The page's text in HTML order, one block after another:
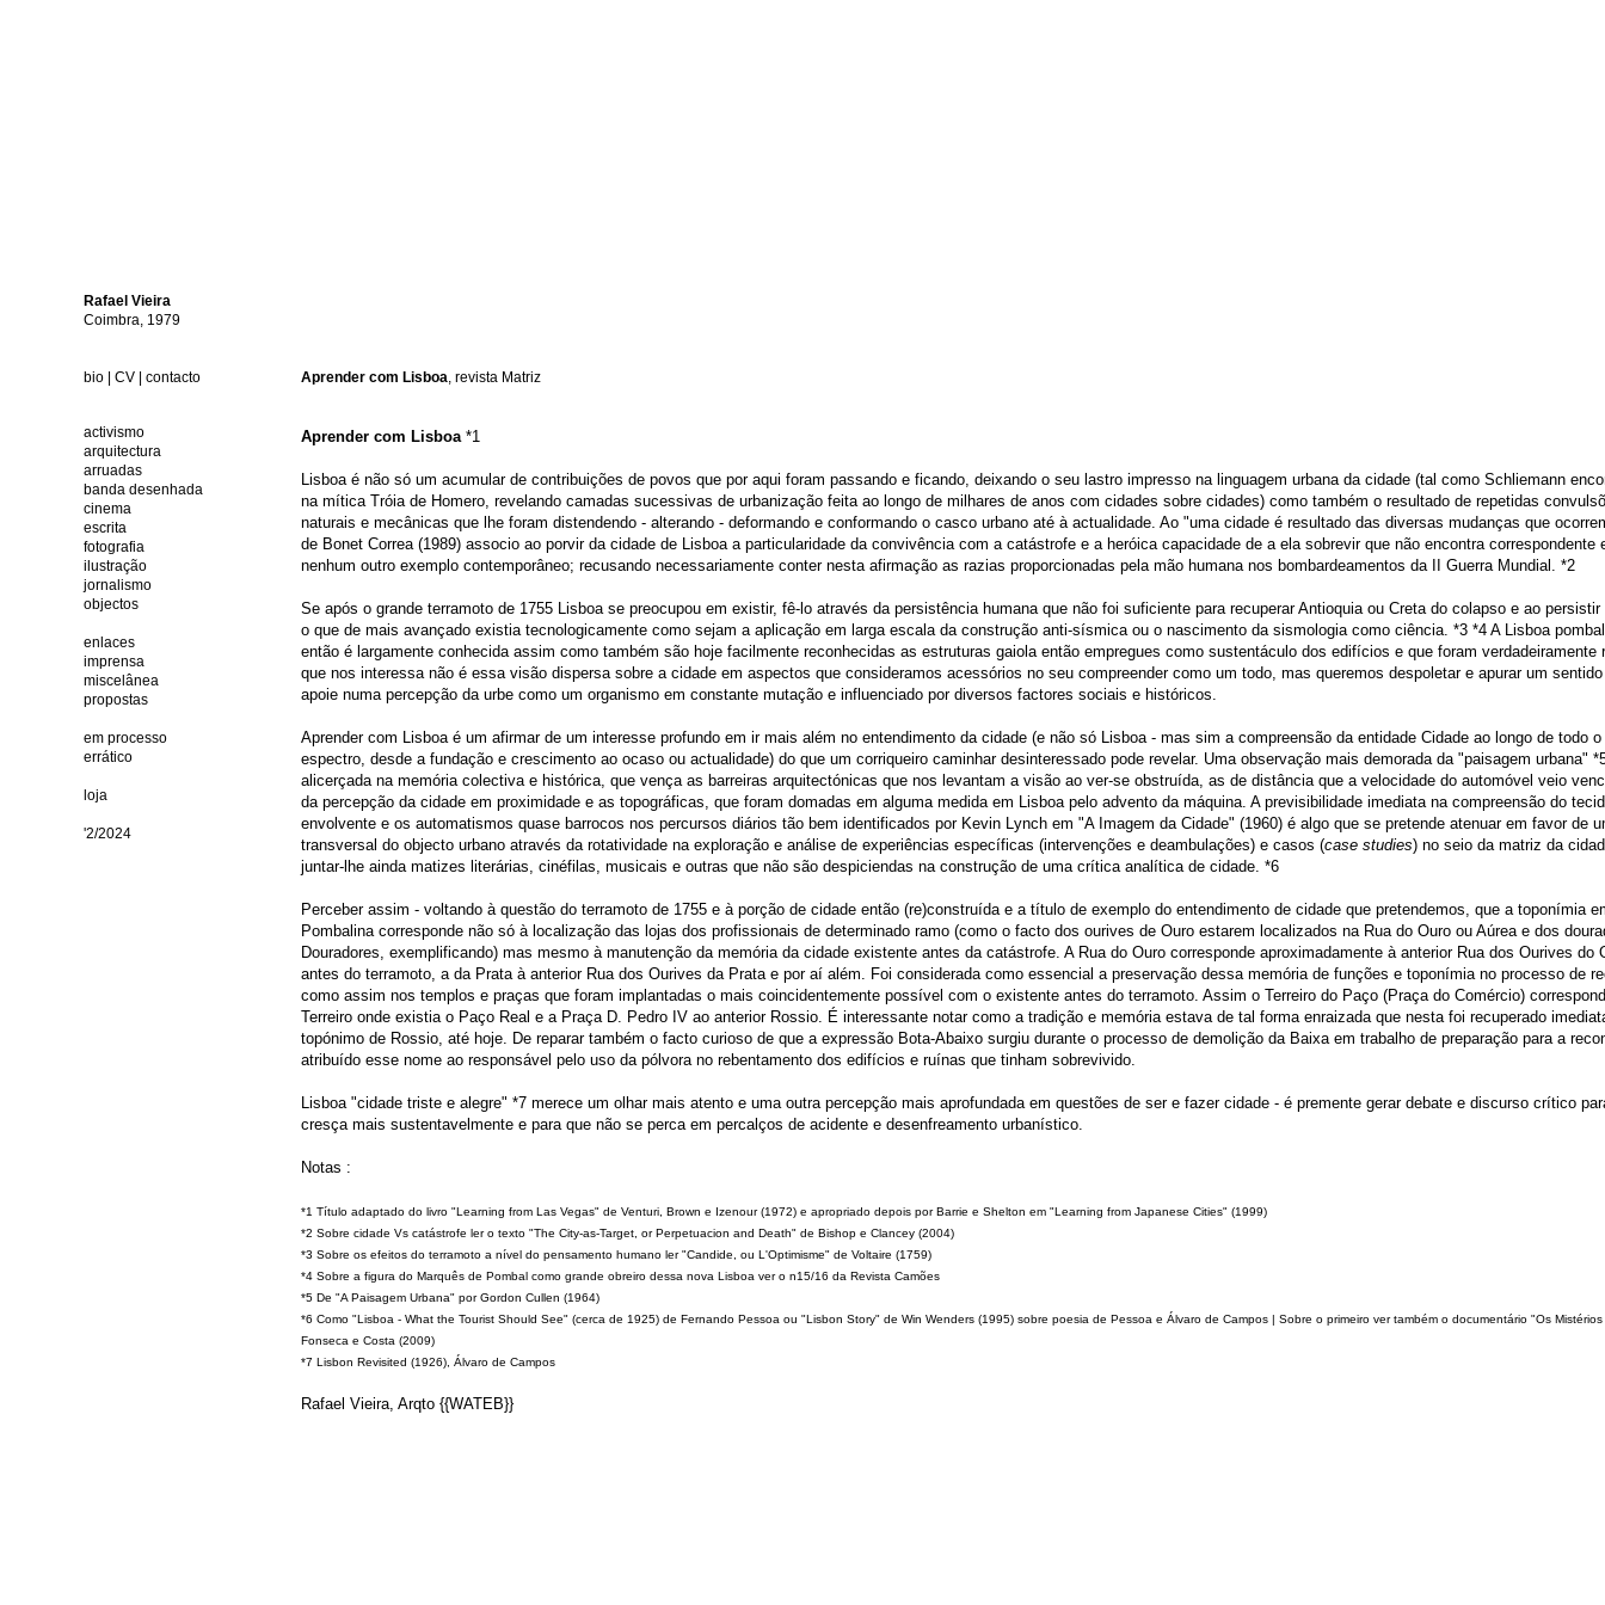
Aprender com Lisboa, revista Matriz
Aprender com Lisboa *1
Lisboa é não só um acumular de contribuições de povos que por aqui foram passando e ficando, deixando o seu lastro impresso na linguagem urbana da cidade (tal como Schliemann
na mítica Tróia de Homero, revelando camadas sucessivas de urbanização feita ao longo de milhares de anos com cidades sobre cidades) como também o resultado de repetidas
naturais e mecânicas que lhe foram distendendo - alterando - deformando e conformando o casco urbano até à actualidade. Ao "uma cidade é resultado das diversas mudanças que
de Bonet Correa (1989) associo ao porvir da cidade de Lisboa a particularidade da convivência com a catástrofe e a heróica capacidade de a ela sobrevir que não encontra correspondente
nenhum outro exemplo contemporâneo; recusando necessariamente conter nesta afirmação as razias proporcionadas pela mão humana nos bombardeamentos da II Guerra Mundial. *2
Se após o grande terramoto de 1755 Lisboa se preocupou em existir, fê-lo através da persistência humana que não foi suficiente para recuperar Antioquia ou Creta do colapso e ao persistir
o que de mais avançado existia tecnologicamente como sejam a aplicação em larga escala da construção anti-sísmica ou o nascimento da sismologia como ciência. *3 *4 A Lisboa
então é largamente conhecida assim como também são hoje facilmente reconhecidas as estruturas gaiola então empregues como sustentáculo dos edifícios e que foram verdadeiramente
que nos interessa não é essa visão dispersa sobre a cidade em aspectos que consideramos acessórios no seu compreender como um todo, mas queremos despoletar e apurar um
apoie numa percepção da urbe como um organismo em constante mutação e influenciado por diversos factores sociais e históricos.
Aprender com Lisboa é um afirmar de um interesse profundo em ir mais além no entendimento da cidade (e não só Lisboa - mas sim a compreensão da entidade Cidade ao longo de todo
espectro, desde a fundação e crescimento ao ocaso ou actualidade) do que um corriqueiro caminhar desinteressado pode revelar. Uma observação mais demorada da "paisagem urbana"
alicerçada na memória colectiva e histórica, que vença as barreiras arquitectónicas que nos levantam a visão ao ver-se obstruída, as de distância que a velocidade do automóvel veio
da percepção da cidade em proximidade e as topográficas, que foram domadas em alguma medida em Lisboa pelo advento da máquina. A previsibilidade imediata na compreensão do
envolvente e os automatismos quase barrocos nos percursos diários tão bem identificados por Kevin Lynch em "A Imagem da Cidade" (1960) é algo que se pretende atenuar em favor de
transversal do objecto urbano através da rotatividade na exploração e análise de experiências específicas (intervenções e deambulações) e casos (case studies) no seio da matriz da
juntar-lhe ainda matizes literárias, cinéfilas, musicais e outras que não são despiciendas na construção de uma crítica analítica de cidade. *6
Perceber assim - voltando à questão do terramoto de 1755 e à porção de cidade então (re)construída e a título de exemplo do entendimento de cidade que pretendemos, que a toponímia
Pombalina corresponde não só à localização das lojas dos profissionais de determinado ramo (como o facto dos ourives de Ouro estarem localizados na Rua do Ouro ou Aúrea e dos
Douradores, exemplificando) mas mesmo à manutenção da memória da cidade existente antes da catástrofe. A Rua do Ouro corresponde aproximadamente à anterior Rua dos Ourives do
antes do terramoto, a da Prata à anterior Rua dos Ourives da Prata e por aí além. Foi considerada como essencial a preservação dessa memória de funções e toponímia no processo de
como assim nos templos e praças que foram implantadas o mais coincidentemente possível com o existente antes do terramoto. Assim o Terreiro do Paço (Praça do Comércio)
Terreiro onde existia o Paço Real e a Praça D. Pedro IV ao anterior Rossio. É interessante notar como a tradição e memória estava de tal forma enraizada que nesta foi recuperado
topónimo de Rossio, até hoje. De reparar também o facto curioso de que a expressão Bota-Abaixo surgiu durante o processo de demolição da Baixa em trabalho de preparação para a
atribuído esse nome ao responsável pelo uso da pólvora no rebentamento dos edifícios e ruínas que tinham sobrevivido.
Lisboa "cidade triste e alegre" *7 merece um olhar mais atento e uma outra percepção mais aprofundada em questões de ser e fazer cidade - é premente gerar debate e discurso crítico
cresça mais sustentavelmente e para que não se perca em percalços de acidente e desenfreamento urbanístico.
Notas :
*1 Título adaptado do livro "Learning from Las Vegas" de Venturi, Brown e Izenour (1972) e apropriado depois por Barrie e Shelton em "Learning from Japanese Cities" (1999)
*2 Sobre cidade Vs catástrofe ler o texto "The City-as-Target, or Perpetuacion and Death" de Bishop e Clancey (2004)
*3 Sobre os efeitos do terramoto a nível do pensamento humano ler "Candide, ou L'Optimisme" de Voltaire (1759)
*4 Sobre a figura do Marquês de Pombal como grande obreiro dessa nova Lisboa ver o n15/16 da Revista Camões
*5 De "A Paisagem Urbana" por Gordon Cullen (1964)
*6 Como "Lisboa - What the Tourist Should See" (cerca de 1925) de Fernando Pessoa ou "Lisbon Story" de Win Wenders (1995) sobre poesia de Pessoa e Álvaro de Campos | Sobre o primeiro ver também o documentário "Os
Fonseca e Costa (2009)
*7 Lisbon Revisited (1926), Álvaro de Campos
Rafael Vieira, Arqto {{WATEB}}
Rafael Vieira
Coimbra, 1979
bio CV contacto
activismo
arquitectura
arruadas
banda desenhada
cinema
escrita
fotografia
ilustração
jornalismo
objectos
enlaces
imprensa
miscelânea
propostas
em processo
errático
loja
'2/2024